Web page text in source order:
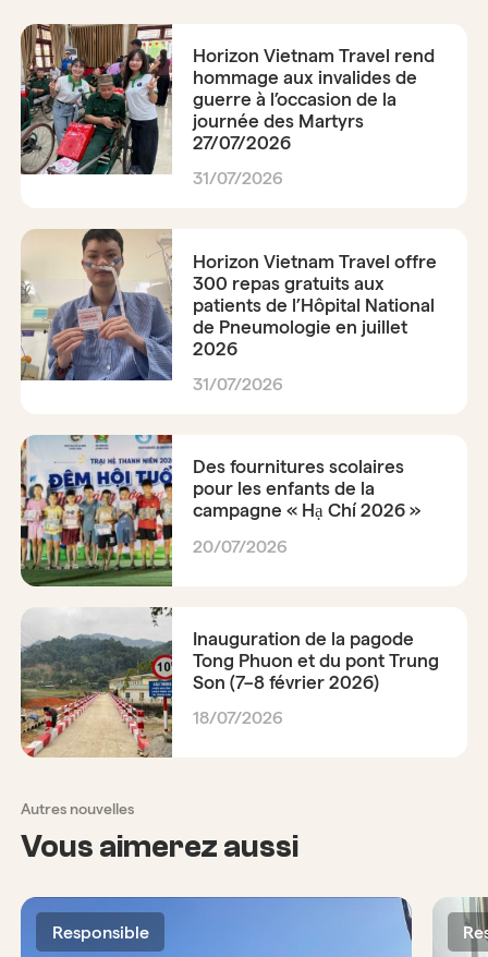
Horizon Vietnam Travel rend
hommage aux invalides de
guerre à l’occasion de la
journée des Martyrs
27/07/2026
31/07/2026
Horizon Vietnam Travel offre
300 repas gratuits aux
patients de l’Hôpital National
de Pneumologie en juillet
2026
31/07/2026
Des fournitures scolaires
pour les enfants de la
campagne « Hạ Chí 2026 »
20/07/2026
Inauguration de la pagode
Tong Phuon et du pont Trung
Son (7–8 février 2026)
18/07/2026
Autres nouvelles
Vous aimerez aussi
Responsible